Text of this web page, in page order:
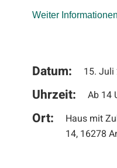
Weiter
Datum: 15. Juli
Uhrzeit: Ab 14
Ort:
Haus mit
14, 16278